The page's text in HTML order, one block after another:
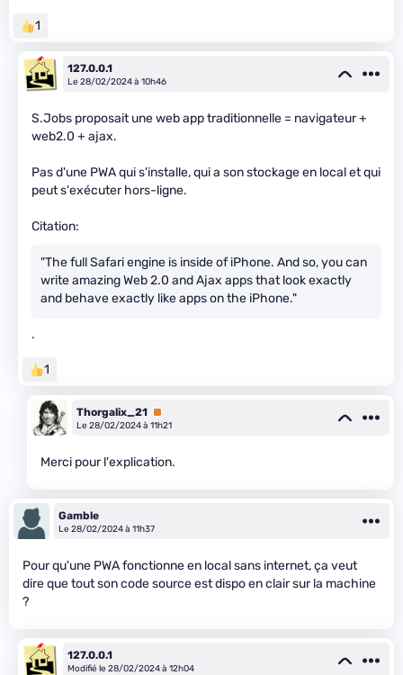
1
127.0.0.1
Le 28/02/2024 à 10h46
S.Jobs proposait une web app traditionnelle = navigateur +
web2.0 + ajax.
Pas d'une PWA qui s'installe, qui a son stockage en local et qui
peut s'exécuter hors-ligne.
Citation:
"The full Safari engine is inside of iPhone. And so, you can
write amazing Web 2.0 and Ajax apps that look exactly
and behave exactly like apps on the iPhone."
.
1
Thorgalix_21 Premium
Le 28/02/2024 à 11h21
Merci pour l'explication.
Gamble
Le 28/02/2024 à 11h37
Pour qu'une PWA fonctionne en local sans internet, ça veut
dire que tout son code source est dispo en clair sur la machine
?
127.0.0.1
Modifié le 28/02/2024 à 12h04